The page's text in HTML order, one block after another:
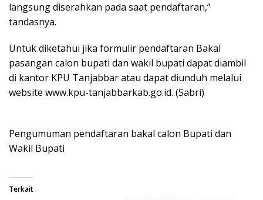
langsung diserahkan pada saat pendaftaran,”
tandasnya.
Untuk diketahui jika formulir pendaftaran Bakal
pasangan calon bupati dan wakil bupati dapat diambil
di kantor KPU Tanjabbar atau dapat diunduh melalui
website www.kpu-tanjabbarkab.go.id. (Sabri)
Pengumuman pendaftaran bakal calon Bupati dan
Wakil Bupati
Terkait